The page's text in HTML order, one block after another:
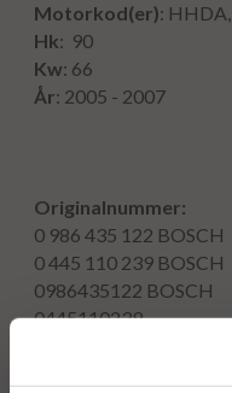
Motorkod(er):
Hk: 90
Kw: 66
År: 2005 - 2007
Originalnummer:
0 986 435 122 BOSCH
0 445 110 239 BOSCH
0986435122 BOSCH
0445110239